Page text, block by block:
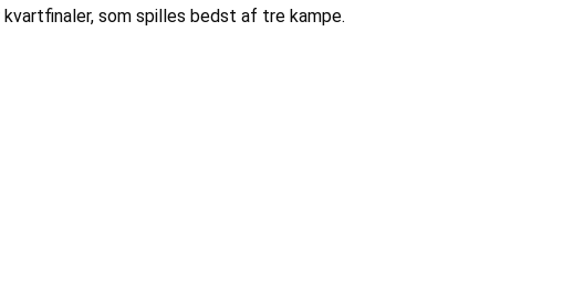
som spilles bedst af tre kampe.